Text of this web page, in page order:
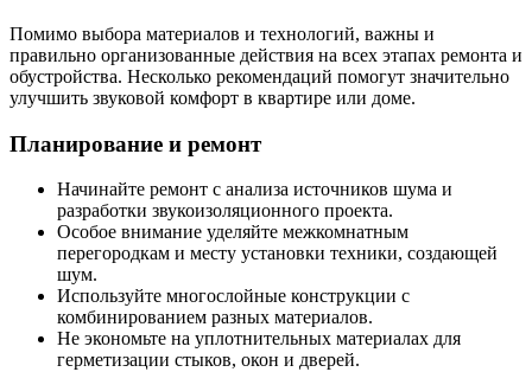
Помимо выбора материалов и технологий, важны и
правильно организованные действия на всех этапах ремонта и
обустройства. Несколько рекомендаций помогут значительно
улучшить звуковой комфорт в квартире или доме.
Планирование и ремонт
Начинайте ремонт с анализа источников шума и
разработки звукоизоляционного проекта.
Особое внимание уделяйте межкомнатным
перегородкам и месту установки техники, создающей
шум.
Используйте многослойные конструкции с
комбинированием разных материалов.
Не экономьте на уплотнительных материалах для
герметизации стыков, окон и дверей.